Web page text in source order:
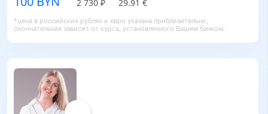
2 730 ₽ 29.91 €
*цена в российских рублях и евро указана приблизительно,
окончательная зависит от курса, установленного Вашим банком.